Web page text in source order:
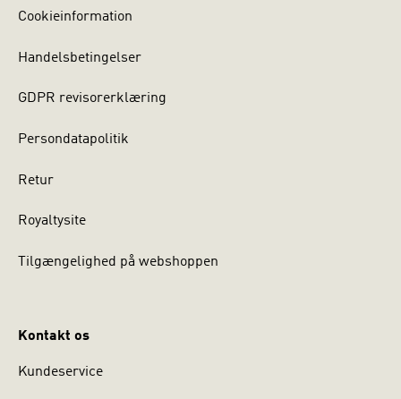
Cookieinformation
Handelsbetingelser
GDPR revisorerklæring
Persondatapolitik
Retur
Royaltysite
Tilgængelighed på webshoppen
Kontakt os
Kundeservice